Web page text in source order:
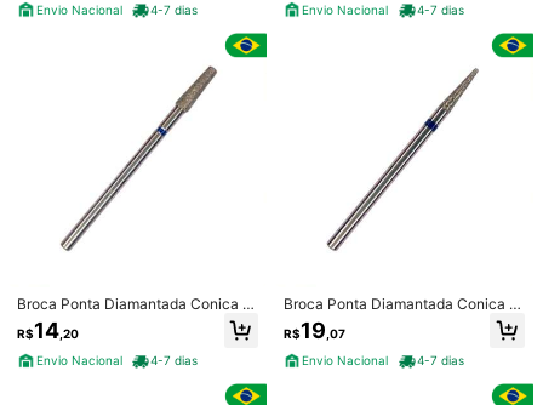
Broca Ponta Diamantada Conica Topo Chama PM 830 Brilho
Especificação Geral
Este item é elegível para
Envio Nacional Internacional
Envio Nacional
Envio Nacional
4-7 dias
Broca Ponta Diamantada Conica T
opo Arredondado PM 720 Brilho
R$14 ,20
Envio Nacional
4-7 dias
Envio Nacional
4-7 dias
Broca Ponta Diamantada Conica T
opo Plano PM 715 Brilho
R$19 ,07
Envio Nacional
4-7 dias